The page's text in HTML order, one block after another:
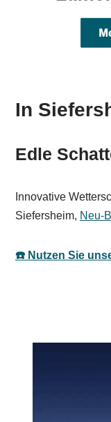
In
Edle
Innovative
Siefersheim, Neu-
☎️ Nutzen Sie